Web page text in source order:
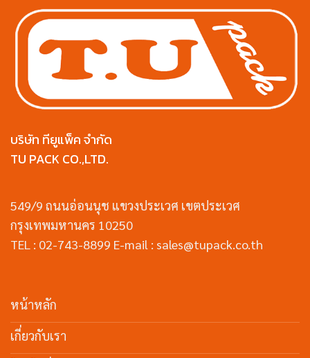
บริษัท ทียูแพ็ค จำกัด
TU PACK CO.,LTD.
549/9 ถนนอ่อนนุช แขวงประเวศ เขตประเวศ
กรุงเทพมหานคร 10250
TEL : 02-743-8899 E-mail : sales@tupack.co.th
หน้าหลัก
เกี่ยวกับเรา